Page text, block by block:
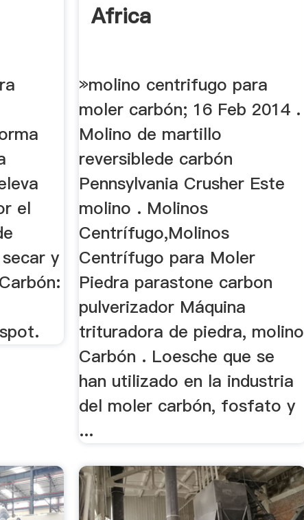
el
y
Africa
»molino centrifugo para
moler carbón; 16 Feb 2014 .
Molino de martillo
reversiblede carbón
Pennsylvania Crusher Este
molino . Molinos
Centrífugo,Molinos
Centrífugo para Moler
Piedra parastone carbon
pulverizador Máquina
trituradora de piedra, molino
Carbón . Loesche que se
han utilizado en la industria
del moler carbón, fosfato y
...